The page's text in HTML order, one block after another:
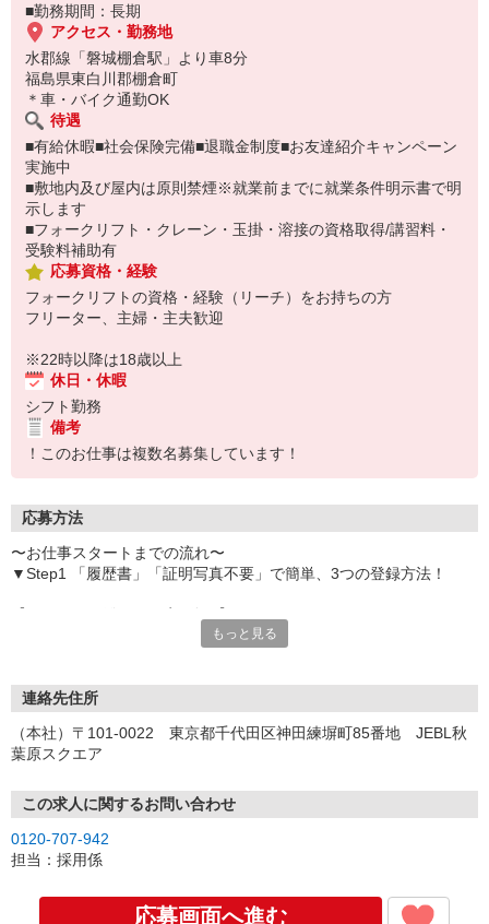
■勤務期間：長期
アクセス・勤務地
水郡線「磐城棚倉駅」より車8分
福島県東白川郡棚倉町
＊車・バイク通勤OK
待遇
■有給休暇■社会保険完備■退職金制度■お友達紹介キャンペーン
実施中
■敷地内及び屋内は原則禁煙※就業前までに就業条件明示書で明
示します
■フォークリフト・クレーン・玉掛・溶接の資格取得/講習料・
受験料補助有
応募資格・経験
フォークリフトの資格・経験（リーチ）をお持ちの方
フリーター、主婦・主夫歓迎
※22時以降は18歳以上
休日・休暇
シフト勤務
備考
！このお仕事は複数名募集しています！
応募方法
〜お仕事スタートまでの流れ〜
▼Step1 「履歴書」「証明写真不要」で簡単、3つの登録方法！
いつでも好きな時間に登録OK
受付時間/平日9:00〜19:00
【来場登録（目安1時間30分）】
▼Step2 全国にあるお仕事の中から、あなたにピッタリのお仕事を
ご案内
▼Step3 就業前に職場見学で気になる事はしっかりチェック！
もっと見る
連絡先住所
（本社）〒101-0022 東京都千代田区神田練塀町85番地 JEBL秋
葉原スクエア
この求人に関するお問い合わせ
0120-707-942
担当：採用係
応募画面へ進む